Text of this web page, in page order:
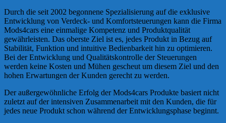
Durch die seit 2002 begonnene Spezialisierung auf die exklusive
Entwicklung von Verdeck- und Komfortsteuerungen kann die Firma
Mods4cars eine einmalige Kompetenz und Produktqualität
gewährleisten. Das oberste Ziel ist es, jedes Produkt in Bezug auf
Stabilität, Funktion und intuitive Bedienbarkeit hin zu optimieren.
Bei der Entwicklung und Qualitätskontrolle der Steuerungen
werden keine Kosten und Mühen gescheut um diesem Ziel und den
hohen Erwartungen der Kunden gerecht zu werden.
Der außergewöhnliche Erfolg der Mods4cars Produkte basiert nicht
zuletzt auf der intensiven Zusammenarbeit mit den Kunden, die für
jedes neue Produkt schon während der Entwicklungsphase beginnt.